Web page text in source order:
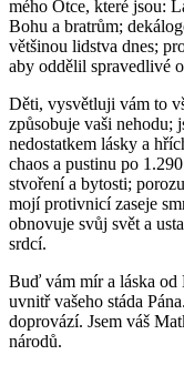
mého Otce, které jsou:
Bohu a bratrům;
většinou lidstva dnes;
aby oddělil spravedlivé
Děti, vysvětluji vám to
způsobuje vaši nehodu;
nedostatkem lásky a
chaos a pustinu po
stvoření a bytosti;
mojí protivnicí zaseje
obnovuje svůj svět a
srdcí.
Buď vám mír a láska od
uvnitř vašeho stáda
doprovází. Jsem váš
národů.